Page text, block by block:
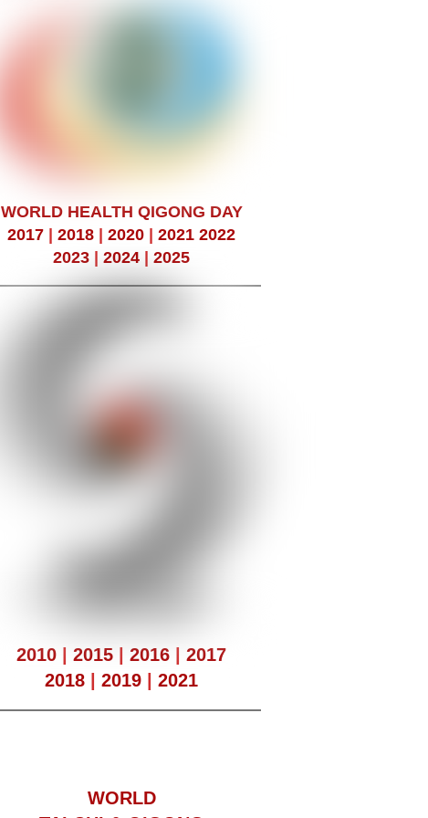
WORLD HEALTH QIGONG DAY
2017 |2018 |2020 |2021 2022
2023 |2024 |2025
2010 |2015 |2016 |2017
2018 |2019 |2021
WORLD